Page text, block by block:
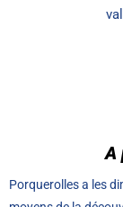
A
Porquerolles a les